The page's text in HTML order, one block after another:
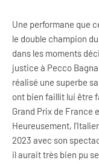
Une performane que
le double champion
dans les moments
justice à Pecco
réalisé une superbe
ont bien faillit lui être
Grand Prix de France
Heureusement,
2023 avec son
il aurait très bien pu